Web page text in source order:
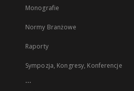
Monografie
Normy Branżowe
Raporty
Sympozja, Kongresy, Konferencje
...